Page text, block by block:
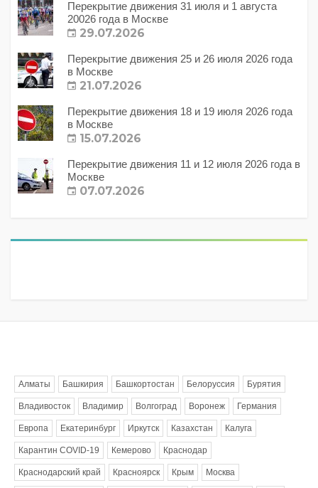
Перекрытие движения 31 июля и 1 августа
20026 года в Москве
29.07.2026
Перекрытие движения 25 и 26 июля 2026 года
в Москве
21.07.2026
Перекрытие движения 18 и 19 июля 2026 года
в Москве
15.07.2026
Перекрытие движения 11 и 12 июля 2026 года в
Москве
07.07.2026
Алматы Башкирия Башкортостан Белоруссия Бурятия
Владивосток Владимир Волгоград Воронеж Германия
Европа Екатеринбург Иркутск Казахстан Калуга
Карантин COVID-19 Кемерово Краснодар
Краснодарский край Красноярск Крым Москва